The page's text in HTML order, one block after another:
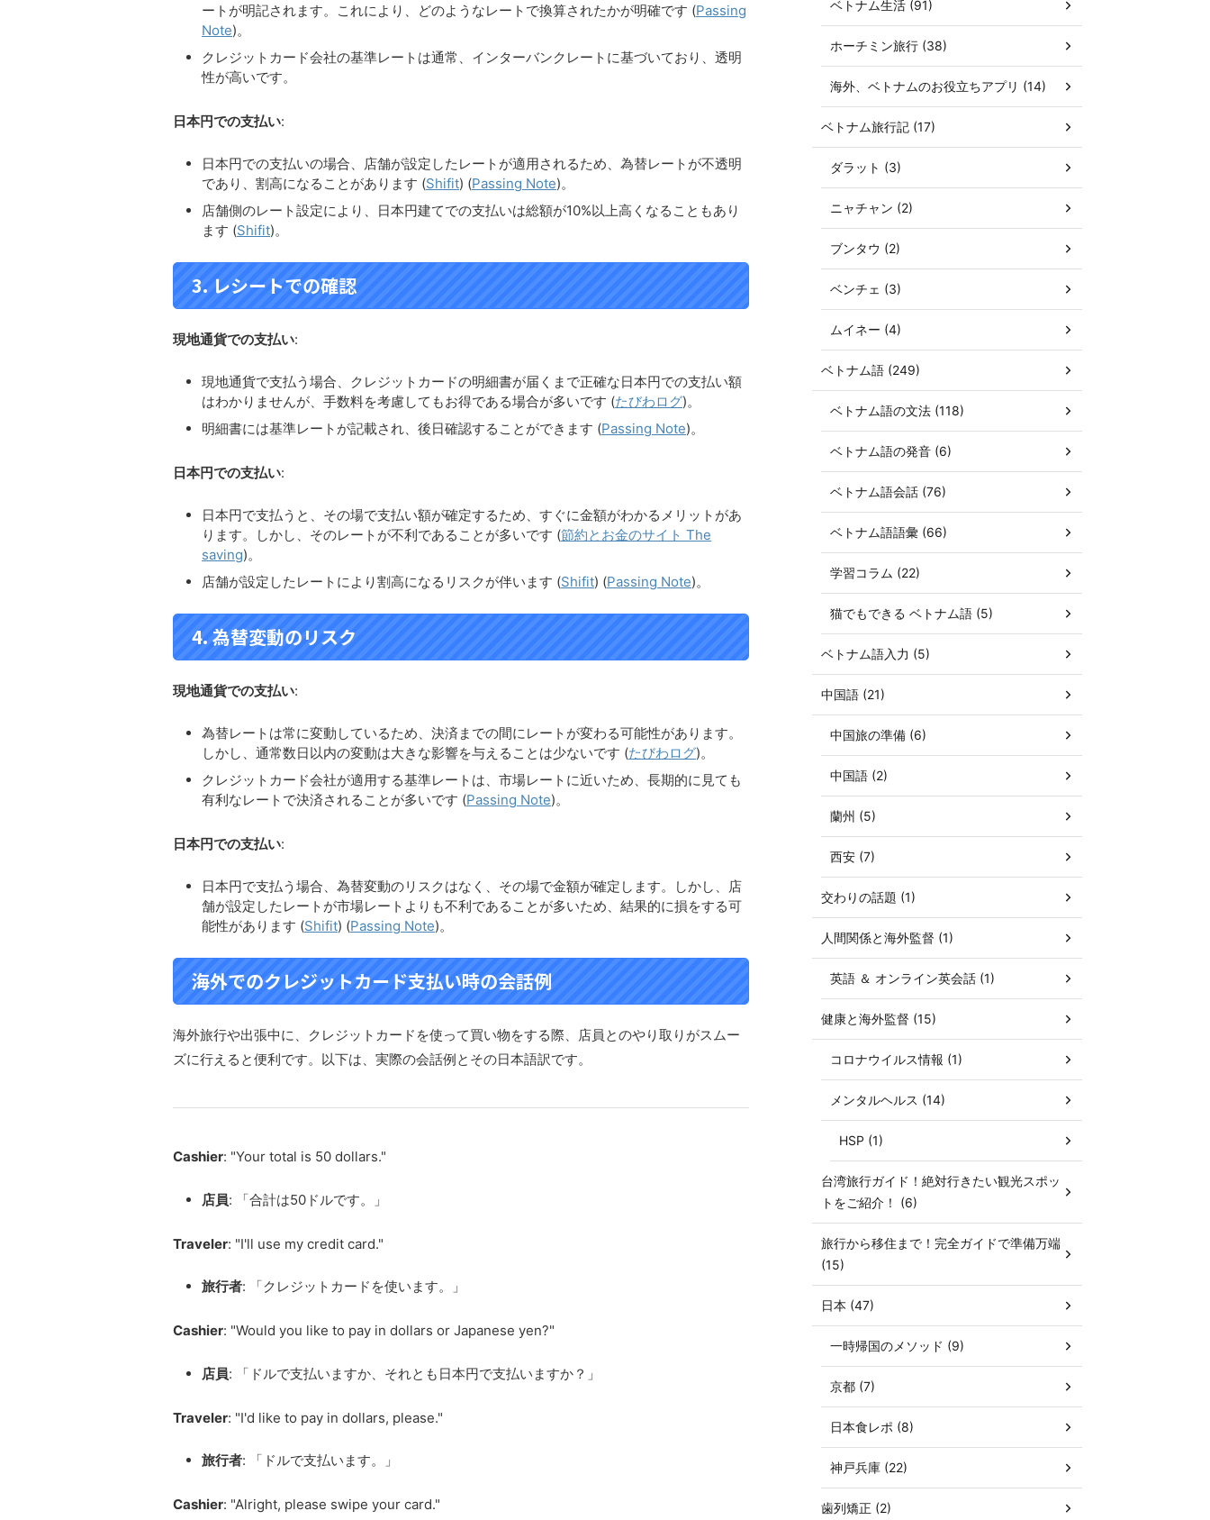
ートが明記されます。これにより、どのようなレートで換算されたかが明確です​ (Passing
Note)​。
クレジットカード会社の基準レートは通常、インターバンクレートに基づいており、透明
性が高いです。
日本円での支払い:
日本円での支払いの場合、店舗が設定したレートが適用されるため、為替レートが不透明
であり、割高になることがあります​ (Shifit) (Passing Note)​。
店舗側のレート設定により、日本円建てでの支払いは総額が10%以上高くなることもあり
ます​ (Shifit)​。
3. レシートでの確認
現地通貨での支払い:
現地通貨で支払う場合、クレジットカードの明細書が届くまで正確な日本円での支払い額
はわかりませんが、手数料を考慮してもお得である場合が多いです​ (たびわログ)​。
明細書には基準レートが記載され、後日確認することができます​ (Passing Note)​。
日本円での支払い:
日本円で支払うと、その場で支払い額が確定するため、すぐに金額がわかるメリットがあ
ります。しかし、そのレートが不利であることが多いです​ (節約とお金のサイト The
saving)​。
店舗が設定したレートにより割高になるリスクが伴います​ (Shifit) (Passing Note)​。
4. 為替変動のリスク
現地通貨での支払い:
為替レートは常に変動しているため、決済までの間にレートが変わる可能性があります。
しかし、通常数日以内の変動は大きな影響を与えることは少ないです​ (たびわログ)​。
クレジットカード会社が適用する基準レートは、市場レートに近いため、長期的に見ても
有利なレートで決済されることが多いです​ (Passing Note)​。
日本円での支払い:
日本円で支払う場合、為替変動のリスクはなく、その場で金額が確定します。しかし、店
舗が設定したレートが市場レートよりも不利であることが多いため、結果的に損をする可
能性があります​ (Shifit) (Passing Note)​。
海外でのクレジットカード支払い時の会話例
海外旅行や出張中に、クレジットカードを使って買い物をする際、店員とのやり取りがスムー
ズに行えると便利です。以下は、実際の会話例とその日本語訳です。
Cashier: "Your total is 50 dollars."
店員: 「合計は50ドルです。」
Traveler: "I'll use my credit card."
旅行者: 「クレジットカードを使います。」
Cashier: "Would you like to pay in dollars or Japanese yen?"
店員: 「ドルで支払いますか、それとも日本円で支払いますか？」
Traveler: "I'd like to pay in dollars, please."
旅行者: 「ドルで支払います。」
Cashier: "Alright, please swipe your card."
ベトナム生活 (91)
ホーチミン旅行 (38)
海外、ベトナムのお役立ちアプリ (14)
ベトナム旅行記 (17)
ダラット (3)
ニャチャン (2)
ブンタウ (2)
ベンチェ (3)
ムイネー (4)
ベトナム語 (249)
ベトナム語の文法 (118)
ベトナム語の発音 (6)
ベトナム語会話 (76)
ベトナム語語彙 (66)
学習コラム (22)
猫でもできる ベトナム語 (5)
ベトナム語入力 (5)
中国語 (21)
中国旅の準備 (6)
中国語 (2)
蘭州 (5)
西安 (7)
交わりの話題 (1)
人間関係と海外監督 (1)
英語 ＆ オンライン英会話 (1)
健康と海外監督 (15)
コロナウイルス情報 (1)
メンタルヘルス (14)
HSP (1)
台湾旅行ガイド！絶対行きたい観光スポッ
トをご紹介！ (6)
旅行から移住まで！完全ガイドで準備万端
(15)
日本 (47)
一時帰国のメソッド (9)
京都 (7)
日本食レポ (8)
神戸兵庫 (22)
歯列矯正 (2)